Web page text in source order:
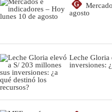
G
agosto
Leche Gloria
inversiones: